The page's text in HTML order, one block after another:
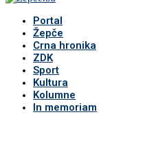
Portal
Žepče
Crna hronika
ZDK
Sport
Kultura
Kolumne
In memoriam